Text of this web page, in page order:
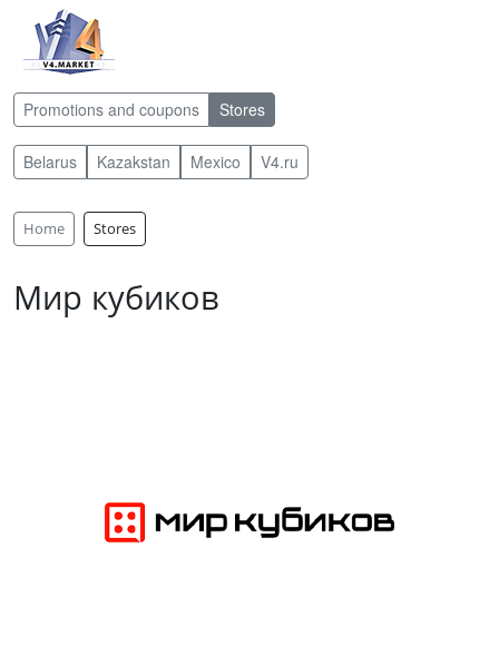
Promotions and coupons Stores
Belarus Kazakstan Mexico V4.ru
Home Stores
Мир кубиков